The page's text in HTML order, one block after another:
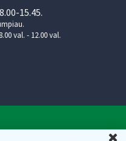
15.45.
val. - 12.00 val.